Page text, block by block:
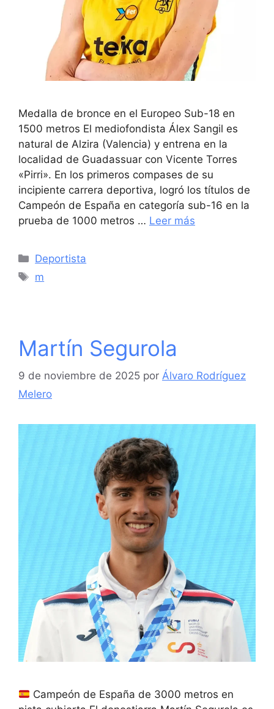
Medalla de bronce en el Europeo Sub-18 en
1500 metros El mediofondista Álex Sangil es
natural de Alzira (Valencia) y entrena en la
localidad de Guadassuar con Vicente Torres
«Pirri». En los primeros compases de su
incipiente carrera deportiva, logró los títulos de
Campeón de España en categoría sub-16 en la
prueba de 1000 metros … Leer más
Categorías
Deportista
Etiquetas
m
Martín Segurola
9 de noviembre de 2025 por Álvaro Rodríguez
Melero
Campeón de España de 3000 metros en